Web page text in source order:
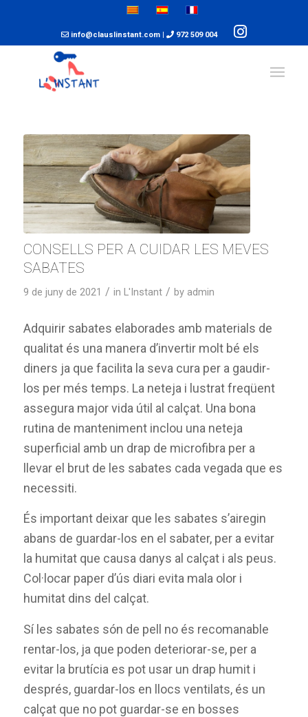
info@clauslinstant.com| 972 509 004
CONSELLS PER A CUIDAR LES MEVES
SABATES
9 de juny de 2021 / in L'Instant / by admin
Adquirir sabates elaborades amb materials de
qualitat és una manera d’invertir molt bé els
diners ja que facilita la seva cura per a gaudir-
los per més temps. La neteja i lustrat freqüent
assegura major vida útil al calçat. Una bona
rutina de manteniment inclou una neteja
superficial amb un drap de microfibra per a
llevar el brut de les sabates cada vegada que es
necessiti.
És important deixar que les sabates s’airegin
abans de guardar-los en el sabater, per a evitar
la humitat que causa danys al calçat i als peus.
Col·locar paper d’ús diari evita mala olor i
humitat dins del calçat.
Sí les sabates són de pell no és recomanable
rentar-los, ja que poden deteriorar-se, per a
evitar la brutícia es pot usar un drap humit i
després, guardar-los en llocs ventilats, és un
calçat que no pot guardar-se en bosses